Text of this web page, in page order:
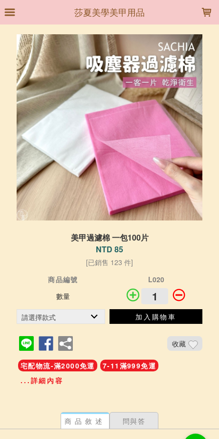
莎夏美學美甲用品
美甲過濾棉 一包100片
NTD 85
[已銷售 123 件]
商品編號
L020
數量
加入購物車
收藏
宅配物流-滿2000免運
7-11滿999免運
...詳細內容
商品敘述 問與答